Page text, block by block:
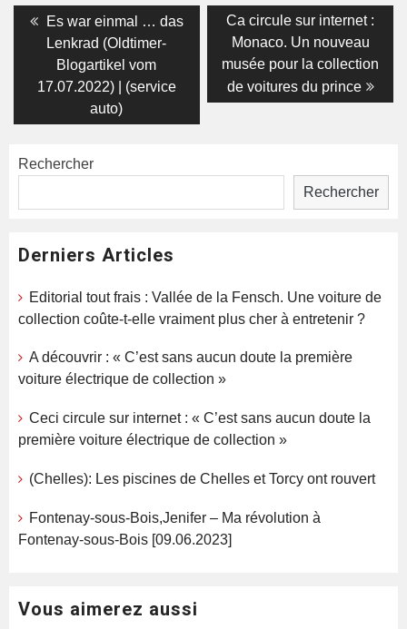
Navigation
l’article
Previous
post:
Es war einmal … das
Lenkrad (Oldtimer-
Blogartikel vom
17.07.2022) | (service
auto)
Next
post:
Ca circule sur internet :
Monaco. Un nouveau
musée pour la collection
de voitures du prince
Rechercher
Rechercher
Derniers Articles
Editorial tout frais : Vallée de la Fensch. Une voiture de
collection coûte-t-elle vraiment plus cher à entretenir ?
A découvrir : « C’est sans aucun doute la première
voiture électrique de collection »
Ceci circule sur internet : « C’est sans aucun doute la
première voiture électrique de collection »
(Chelles): Les piscines de Chelles et Torcy ont rouvert
Fontenay-sous-Bois,Jenifer – Ma révolution à
Fontenay-sous-Bois [09.06.2023]
Vous aimerez aussi